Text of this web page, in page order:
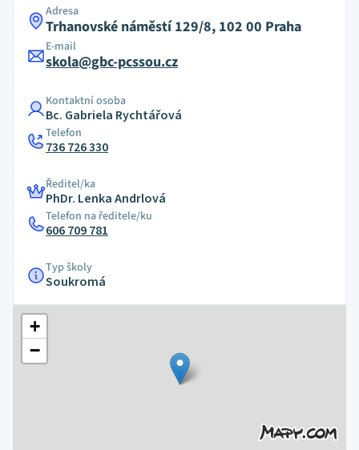
Adresa
Trhanovské náměstí 129/8, 102 00 Praha
E-mail
skola@gbc-pcssou.cz
Kontaktní osoba
Bc. Gabriela Rychtářová
Telefon
736 726 330
Ředitel/ka
PhDr. Lenka Andrlová
Telefon na ředitele/ku
606 709 781
Typ školy
Soukromá
+
−